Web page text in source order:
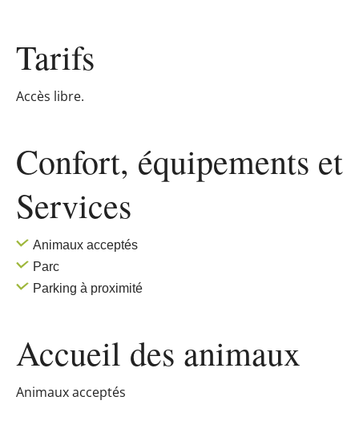
Tarifs
Accès libre.
Confort, équipements et
Services
Animaux acceptés
Parc
Parking à proximité
Accueil des animaux
Animaux acceptés